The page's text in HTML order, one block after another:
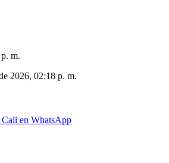
m.
2026, 02:18 p. m.
Cali en WhatsApp